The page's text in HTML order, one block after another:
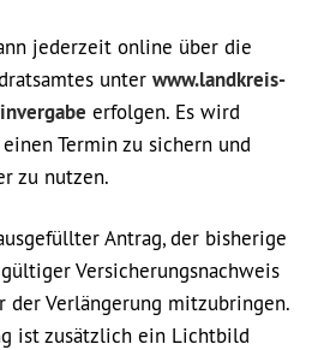
jederzeit online über die
unter www.landkreis-
erfolgen. Es wird
Termin zu sichern und
zu nutzen.
Antrag, der bisherige
Versicherungsnachweis
der Verlängerung mitzubringen.
ist zusätzlich ein Lichtbild